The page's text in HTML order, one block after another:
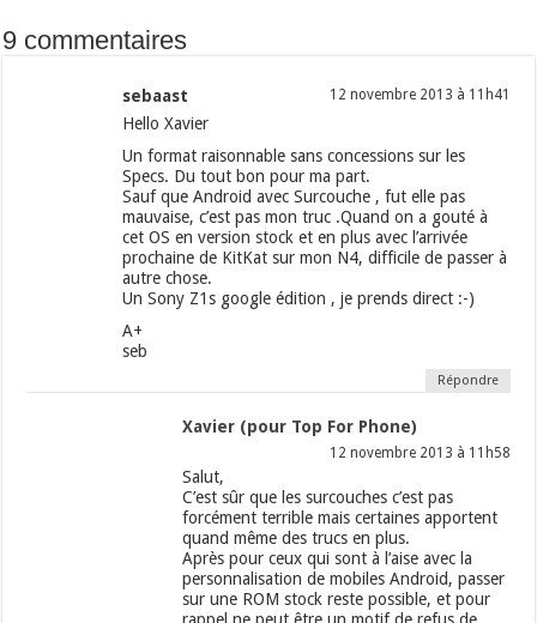
9 commentaires
sebaast 12 novembre 2013 à 11h41
Hello Xavier
Un format raisonnable sans concessions sur les
Specs. Du tout bon pour ma part.
Sauf que Android avec Surcouche , fut elle pas
mauvaise, c’est pas mon truc .Quand on a gouté à
cet OS en version stock et en plus avec l’arrivée
prochaine de KitKat sur mon N4, difficile de passer à
autre chose.
Un Sony Z1s google édition , je prends direct :-)
A+
seb
Répondre
Xavier (pour Top For Phone)
12 novembre 2013 à 11h58
Salut,
C’est sûr que les surcouches c’est pas
forcément terrible mais certaines apportent
quand même des trucs en plus.
Après pour ceux qui sont à l’aise avec la
personnalisation de mobiles Android, passer
sur une ROM stock reste possible, et pour